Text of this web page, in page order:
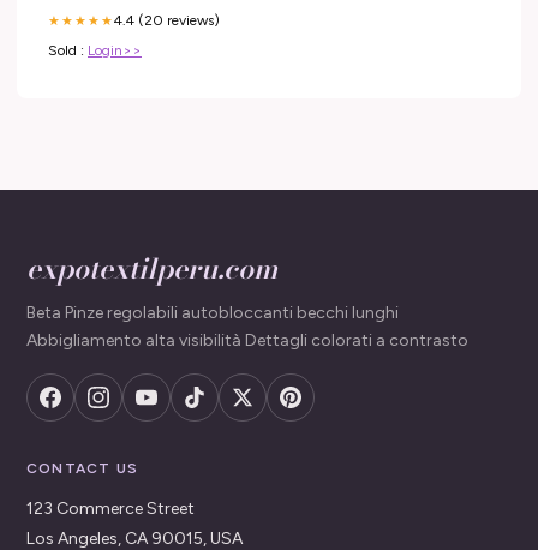
★★★★★4.4 (20 reviews)
Sold : Login>>
expotextilperu.com
Beta Pinze regolabili autobloccanti becchi lunghi
Abbigliamento alta visibilità Dettagli colorati a contrasto
CONTACT US
123 Commerce Street
Los Angeles, CA 90015, USA